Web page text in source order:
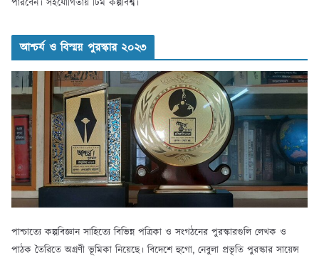
পারবেন। সহযোগিতায় টিম কল্পবিশ্ব।
আশ্চর্য ও বিস্ময় পুরস্কার ২০২৩
পাশ্চাত্যে কল্পবিজ্ঞান সাহিত্যে বিভিন্ন পত্রিকা ও সংগঠনের পুরস্কারগুলি লেখক ও
পাঠক তৈরিতে অগ্রণী ভূমিকা নিয়েছে। বিদেশে হুগো, নেবুলা প্রভৃতি পুরস্কার সায়েন্স